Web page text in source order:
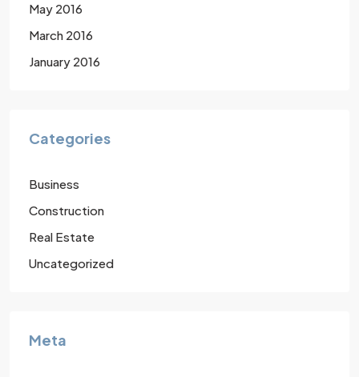
May 2016
March 2016
January 2016
Categories
Business
Construction
Real Estate
Uncategorized
Meta